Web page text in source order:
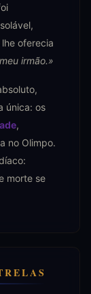
oferecia
irmão.»
única: os
,
no Olimpo.
morte se